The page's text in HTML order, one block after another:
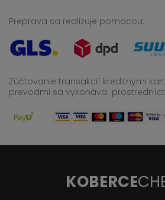
Preprava sa realizuje pomocou:
Zúčtovanie transakcií kreditnými
prevodmi sa vykonáva
KOBERCE